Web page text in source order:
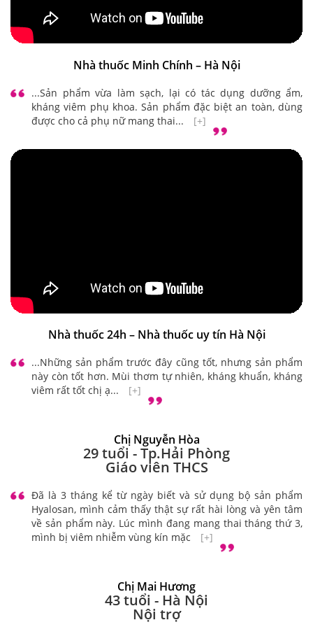
Nhà thuốc Minh Chính – Hà Nội
...Sản phẩm vừa làm sạch, lại có tác dụng dưỡng ẩm,
kháng viêm phụ khoa. Sản phẩm đặc biệt an toàn, dùng
được cho cả phụ nữ mang thai...
[+]
Nhà thuốc 24h – Nhà thuốc uy tín Hà Nội
...Những sản phẩm trước đây cũng tốt, nhưng sản phẩm
này còn tốt hơn. Mùi thơm tự nhiên, kháng khuẩn, kháng
viêm rất tốt chị ạ...
[+]
Chị Nguyễn Hòa
29 tuổi - Tp.Hải Phòng
Giáo viên THCS
Đã là 3 tháng kể từ ngày biết và sử dụng bộ sản phẩm
Hyalosan, mình cảm thấy thật sự rất hài lòng và yên tâm
về sản phẩm này. Lúc mình đang mang thai tháng thứ 3,
mình bị viêm nhiễm vùng kín mặc
[+]
Chị Mai Hương
43 tuổi - Hà Nội
Nội trợ